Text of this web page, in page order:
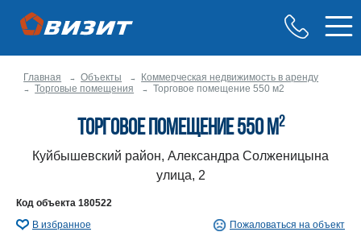
Главная Объекты
Коммерческая недвижимость в аренду
Торговые помещения
Торговое помещение 550 м2
Торговое помещение 550 м2
Куйбышевский район, Александра Солженицына
улица, 2
Код объекта 180522
В избранное
Пожаловаться на объект